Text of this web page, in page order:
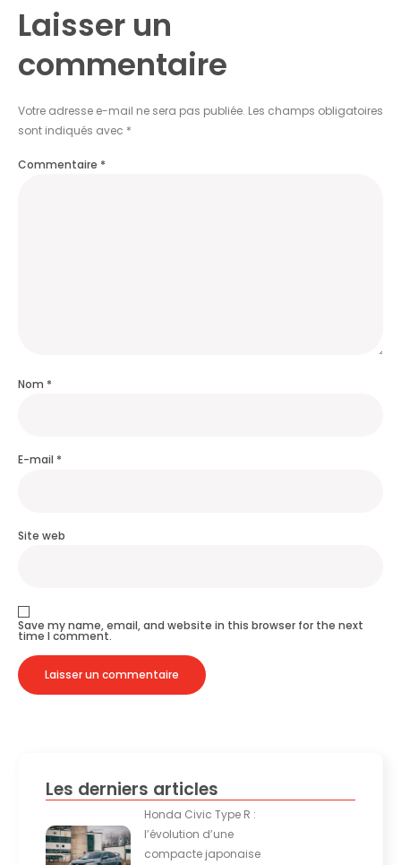
Laisser un
commentaire
Votre adresse e-mail ne sera pas publiée. Les champs obligatoires
sont indiqués avec *
Commentaire *
Nom *
E-mail *
Site web
Save my name, email, and website in this browser for the next
time I comment.
Les derniers articles
Honda Civic Type R :
l’évolution d’une
compacte japonaise